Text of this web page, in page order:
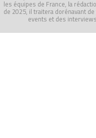
les équipes de France, la
de 2025, il traitera dorénavant
events et des